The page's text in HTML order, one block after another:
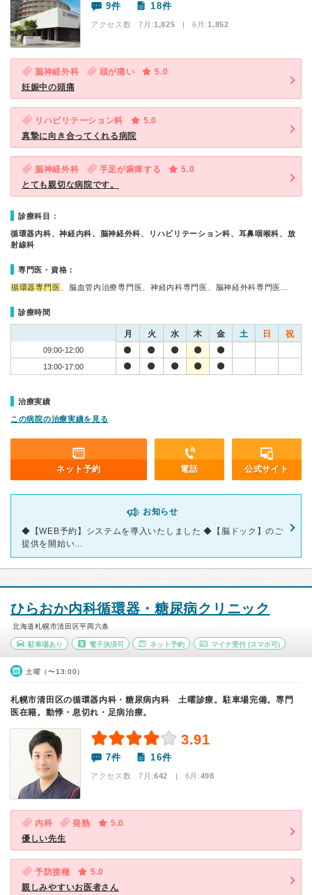
9件 18件
アクセス数 7月:1,825 | 6月:1,852
脳神経外科 頭が痛い
5.0
妊娠中の頭痛
リハビリテーション科
5.0
真摯に向き合ってくれる病院
脳神経外科 手足が麻痺する
5.0
とても親切な病院です。
診療科目：
循環器内科、神経内科、脳神経外科、リハビリテーション科、耳鼻咽喉科、放
射線科
専門医・資格：
循環器専門医 、脳血管内治療専門医、神経内科専門医、脳神経外科専門医…
診療時間
月 火 水 木 金 土 日 祝
09:00-12:00
13:00-17:00
治療実績
この病院の治療実績を見る
ネット予約 電話 公式サイト
お知らせ
◆【WEB予約】システムを導入いたしました ◆【脳ドック】のご
提供を開始い...
ひらおか内科循環器・糖尿病クリニック
北海道札幌市清田区平岡六条
駐車場あり 電子決済可 ネット予約 マイナ受付 (スマホ可)
土曜（〜13:00）
札幌市清田区の循環器内科・糖尿病内科 土曜診療。駐車場完備。専門
医在籍。動悸・息切れ・足病治療。
3.91
7件 16件
アクセス数 7月:642 | 6月:498
内科 発熱
5.0
優しい先生
予防接種
5.0
親しみやすいお医者さん